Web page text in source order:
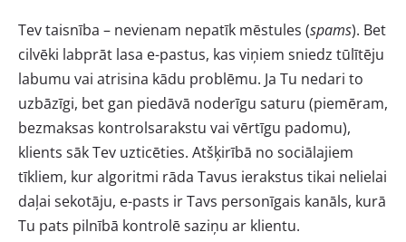
Tev taisnība – nevienam nepatīk mēstules (spams). Bet
cilvēki labprāt lasa e-pastus, kas viņiem sniedz tūlītēju
labumu vai atrisina kādu problēmu. Ja Tu nedari to
uzbāzīgi, bet gan piedāvā noderīgu saturu (piemēram,
bezmaksas kontrolsarakstu vai vērtīgu padomu),
klients sāk Tev uzticēties. Atšķirībā no sociālajiem
tīkliem, kur algoritmi rāda Tavus ierakstus tikai nelielai
daļai sekotāju, e-pasts ir Tavs personīgais kanāls, kurā
Tu pats pilnībā kontrolē saziņu ar klientu.